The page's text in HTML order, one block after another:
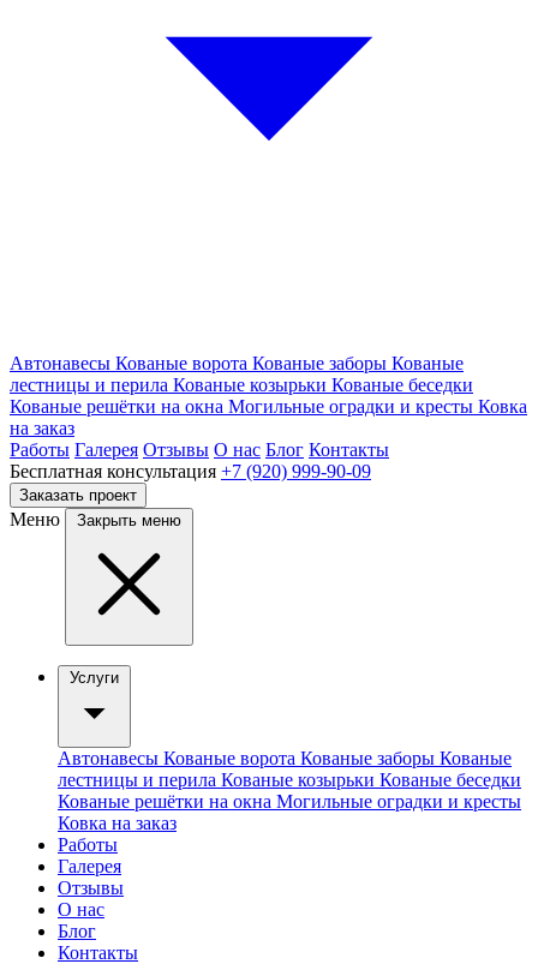
Автонавесы Кованые ворота Кованые заборы Кованые
лестницы и перила Кованые козырьки Кованые беседки
Кованые решётки на окна Могильные оградки и кресты Ковка
на заказ
Работы Галерея Отзывы О нас Блог Контакты
Бесплатная консультация +7 (920) 999-90-09
Заказать проект
Меню Закрыть меню
Услуги
Автонавесы Кованые ворота Кованые заборы Кованые
лестницы и перила Кованые козырьки Кованые беседки
Кованые решётки на окна Могильные оградки и кресты
Ковка на заказ
Работы
Галерея
Отзывы
О нас
Блог
Контакты